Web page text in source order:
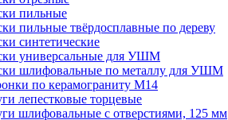
пильные
пильные твёрдосплавные по дереву
синтетические
универсальные для УШМ
шлифовальные по металлу для УШМ
по керамограниту M14
лепестковые торцевые
шлифовальные с отверстиями, 125 мм